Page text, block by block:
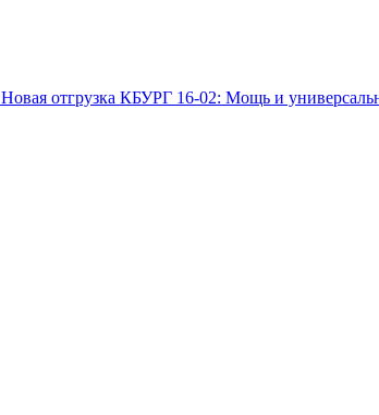
Новая отгрузка КБУРГ 16-02: Мощь и